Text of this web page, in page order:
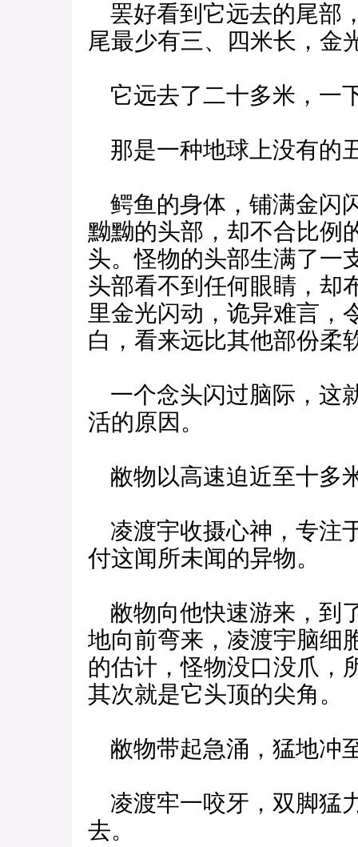
罢好看到它远去的尾部
尾最少有三、四米长，金
它远去了二十多米，一
那是一种地球上没有的
鳄鱼的身体，铺满金闪
黝黝的头部，却不合比例
头。怪物的头部生满了一
头部看不到任何眼睛，却
里金光闪动，诡异难言，
白，看来远比其他部份柔
一个念头闪过脑际，这
活的原因。
敝物以高速迫近至十多
凌渡宇收摄心神，专注
付这闻所未闻的异物。
敝物向他快速游来，到
地向前弯来，凌渡宇脑细
的估计，怪物没口没爪，
其次就是它头顶的尖角。
敝物带起急涌，猛地冲
凌渡牢一咬牙，双脚猛
去。